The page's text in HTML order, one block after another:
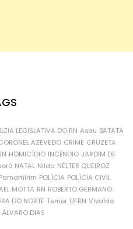
LEGISLATIVA DO RN Assu BATATA
AZEVEDO CRIME CRUZETA
HOMICÍDIO INCÊNDIO JARDIM DE
NATAL Nilda NÉLTER QUEIROZ
Parnamirim POLÍCIA POLÍCIA CIVIL
MOTTA RN ROBERTO GERMANO
DO NORTE Temer UFRN Vivaldo
ÁLVARO DIAS